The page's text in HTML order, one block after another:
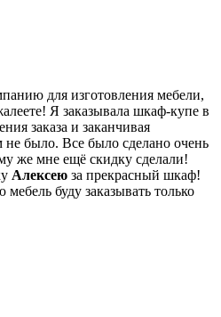
для изготовления мебели,
Я заказывала шкаф-купе в
заказа и заканчивая
было. Все было сделано очень
же мне ещё скидку сделали!
Алексею за прекрасный шкаф!
буду заказывать только